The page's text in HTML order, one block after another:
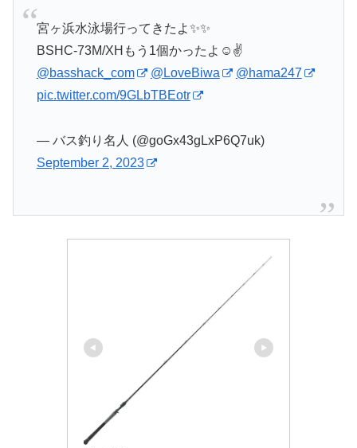
宮ヶ浜水泳場行ってきたよ✨✨
BSHC-73M/XHもう1個かったよ☺️✌️
@basshack_com
@LoveBiwa
@hama247
pic.twitter.com/9GLbTBEotr
— バス釣り名人 (@goGx43gLxP6Q7uk)
September 2, 2023